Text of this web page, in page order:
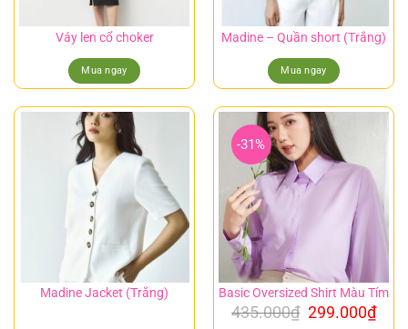
Váy len cổ choker
Mua ngay
Madine – Quần short (Trắng)
Mua ngay
Madine Jacket (Trắng)
-31%
Basic Oversized Shirt Màu Tím
435.000₫ 299.000₫